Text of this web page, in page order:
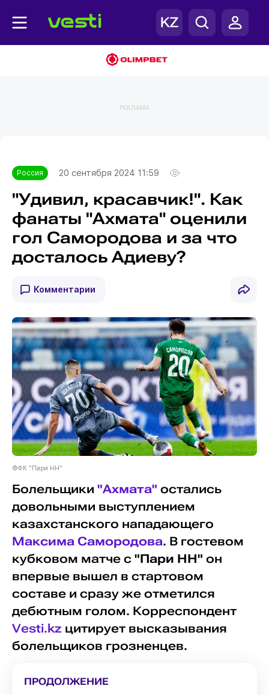
РЕКЛАМА
Россия 20 сентября 2024 11:59
"Удивил, красавчик!". Как
фанаты "Ахмата" оценили
гол Самородова и за что
досталось Адиеву?
Комментарии
©ФК "Пари НН"
Болельщики "Ахмата" остались
довольными выступлением
казахстанского нападающего
Максима Самородова. В гостевом
кубковом матче с "Пари НН" он
впервые вышел в стартовом
составе и сразу же отметился
дебютным голом. Корреспондент
Vesti.kz цитирует высказывания
болельщиков грозненцев.
ПРОДОЛЖЕНИЕ